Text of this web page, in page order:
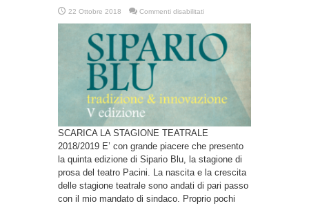
22 Ottobre 2018 Commenti disabilitatisu
BLU
Stagione
Teatrale
2018/2019
SCARICA LA STAGIONE TEATRALE
2018/2019 E’ con grande piacere che presento
la quinta edizione di Sipario Blu, la stagione di
prosa del teatro Pacini. La nascita e la crescita
delle stagione teatrale sono andati di pari passo
con il mio mandato di sindaco. Proprio pochi